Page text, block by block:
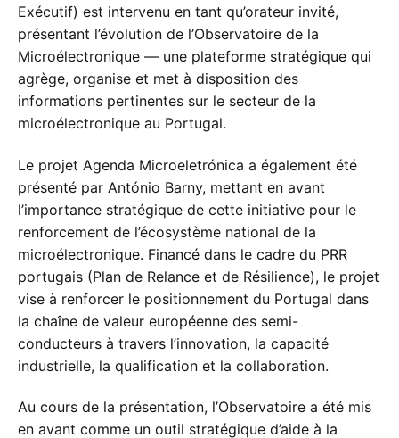
Exécutif) est intervenu en tant qu’orateur invité,
présentant l’évolution de l’Observatoire de la
Microélectronique — une plateforme stratégique qui
agrège, organise et met à disposition des
informations pertinentes sur le secteur de la
microélectronique au Portugal.
Le projet Agenda Microeletrónica a également été
présenté par António Barny, mettant en avant
l’importance stratégique de cette initiative pour le
renforcement de l’écosystème national de la
microélectronique. Financé dans le cadre du PRR
portugais (Plan de Relance et de Résilience), le projet
vise à renforcer le positionnement du Portugal dans
la chaîne de valeur européenne des semi-
conducteurs à travers l’innovation, la capacité
industrielle, la qualification et la collaboration.
Au cours de la présentation, l’Observatoire a été mis
en avant comme un outil stratégique d’aide à la